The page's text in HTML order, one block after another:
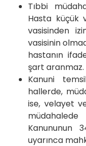
Tıbbi
Hasta küçük
vasisinden
vasisinin
hastanın
şart aranmaz.
Kanuni
hallerde,
ise, velayet
Kanununun
uyarınca